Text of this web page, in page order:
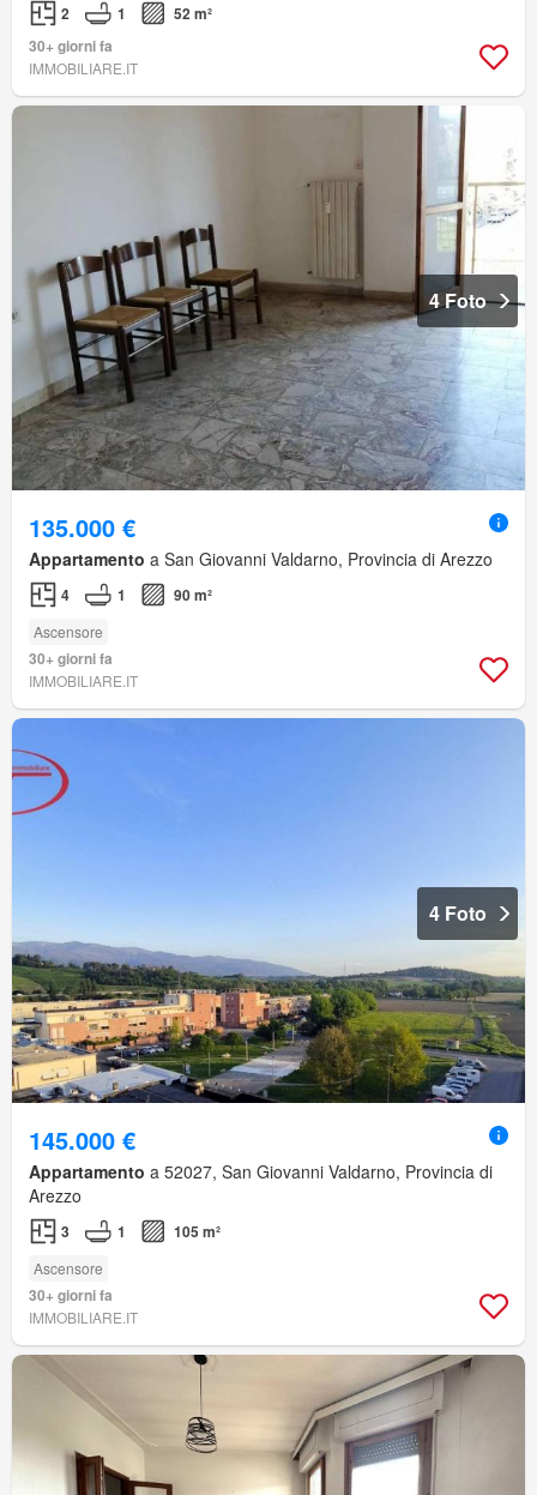
2 1
52 m²
30+ giorni fa
IMMOBILIARE.IT
4 Foto
135.000 €
Appartamento a San Giovanni Valdarno, Provincia di Arezzo
4 1 90 m²
Ascensore
30+ giorni fa
IMMOBILIARE.IT
4 Foto
145.000 €
Appartamento a 52027, San Giovanni Valdarno, Provincia di
Arezzo
3 1 105 m²
Ascensore
30+ giorni fa
IMMOBILIARE.IT